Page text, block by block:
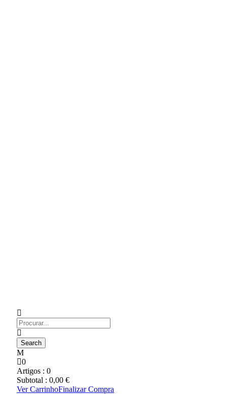
0
Artigos : 0
Subtotal : 0,00 €
Ver CarrinhoFinalizar Compra